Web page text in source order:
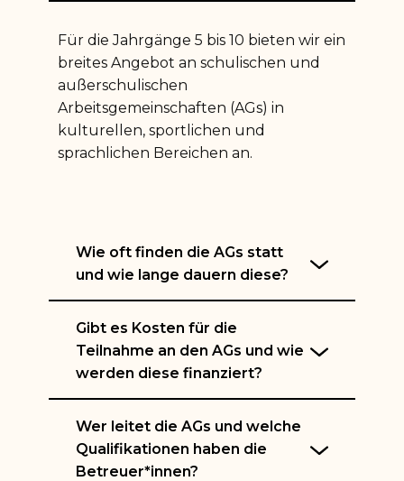
Für die Jahrgänge 5 bis 10 bieten wir ein
breites Angebot an schulischen und
außerschulischen
Arbeitsgemeinschaften (AGs) in
kulturellen, sportlichen und
sprachlichen Bereichen an.
Wie oft finden die AGs statt
und wie lange dauern diese?
Gibt es Kosten für die
Teilnahme an den AGs und wie
werden diese finanziert?
Wer leitet die AGs und welche
Qualifikationen haben die
Betreuer*innen?